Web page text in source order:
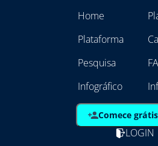
Home
Plataforma
Pesquisa
Infográfico
Comece grátis
LOGIN